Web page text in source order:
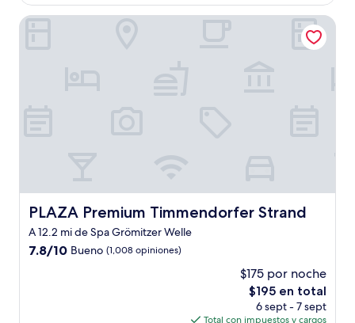
de
PLAZA Premium Timmendorfer Strand
PLAZA Premium Timmendorfer Strand
A 12.2 mi de Spa Grömitzer Welle
7.8
7.8/10 Bueno (1,008 opiniones)
$175 por noche
El
precio
actual
$195 en total
6 sept - 7 sept
Total con impuestos y cargos
PLAZA Premium Timmendorfer Strand